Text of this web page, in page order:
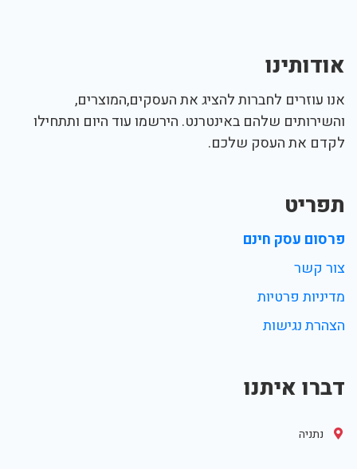
אודותינו
אנו עוזרים לחברות להציג את העסקים,המוצרים,
והשירותים שלהם באינטרנט. הירשמו עוד היום ותתחילו
לקדם את העסק שלכם.
תפריט
פרסום עסק חינם
צור קשר
מדיניות פרטיות
הצהרת נגישות
דברו איתנו
נתניה